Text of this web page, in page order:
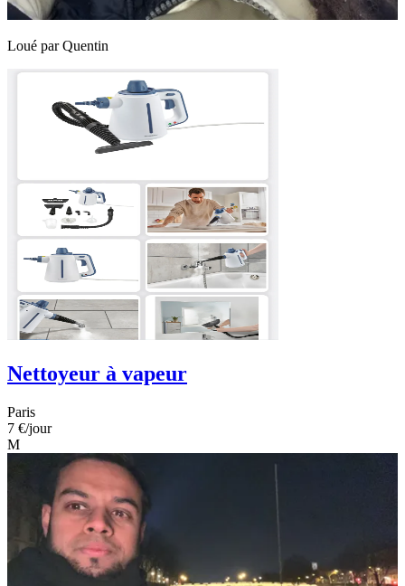
Loué parQuentin
Nettoyeur à vapeur
Paris
7 €/jour
M